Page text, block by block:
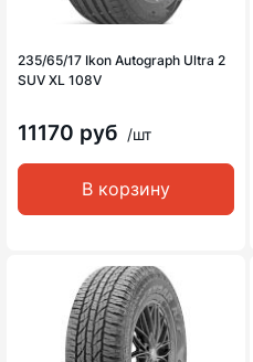
235/65/17 Ikon Autograph Ultra 2
SUV XL 108V
11170 руб /шт
В корзину